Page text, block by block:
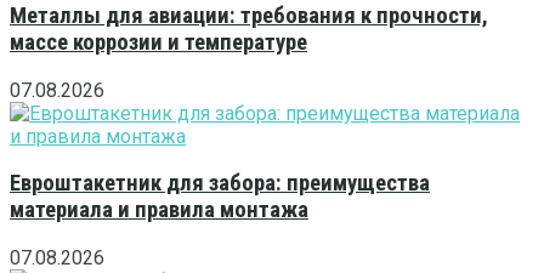
Металлы для авиации: требования к прочности,
массе коррозии и температуре
07.08.2026
Евроштакетник для забора: преимущества
материала и правила монтажа
07.08.2026